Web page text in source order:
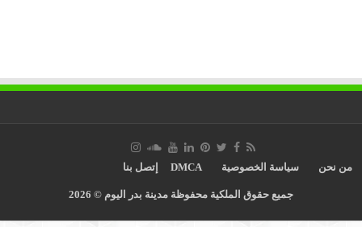
من نحن سياسة الخصوصية DMCA إتصل بنا
جميع حقوق الملكية محفوظة مدينة بدر اليوم © 2026